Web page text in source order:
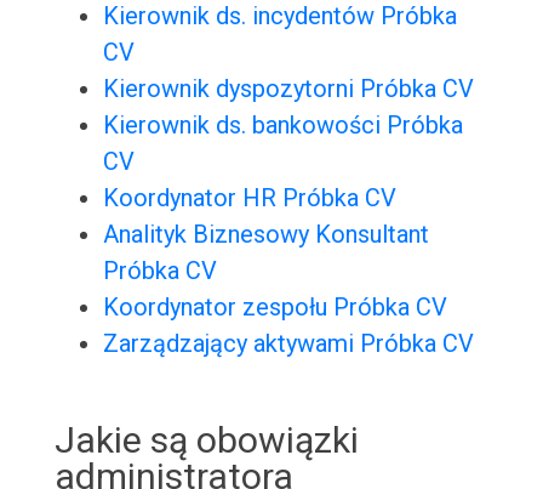
Kierownik ds. incydentów Próbka
CV
Kierownik dyspozytorni Próbka CV
Kierownik ds. bankowości Próbka
CV
Koordynator HR Próbka CV
Analityk Biznesowy Konsultant
Próbka CV
Koordynator zespołu Próbka CV
Zarządzający aktywami Próbka CV
Jakie są obowiązki
administratora